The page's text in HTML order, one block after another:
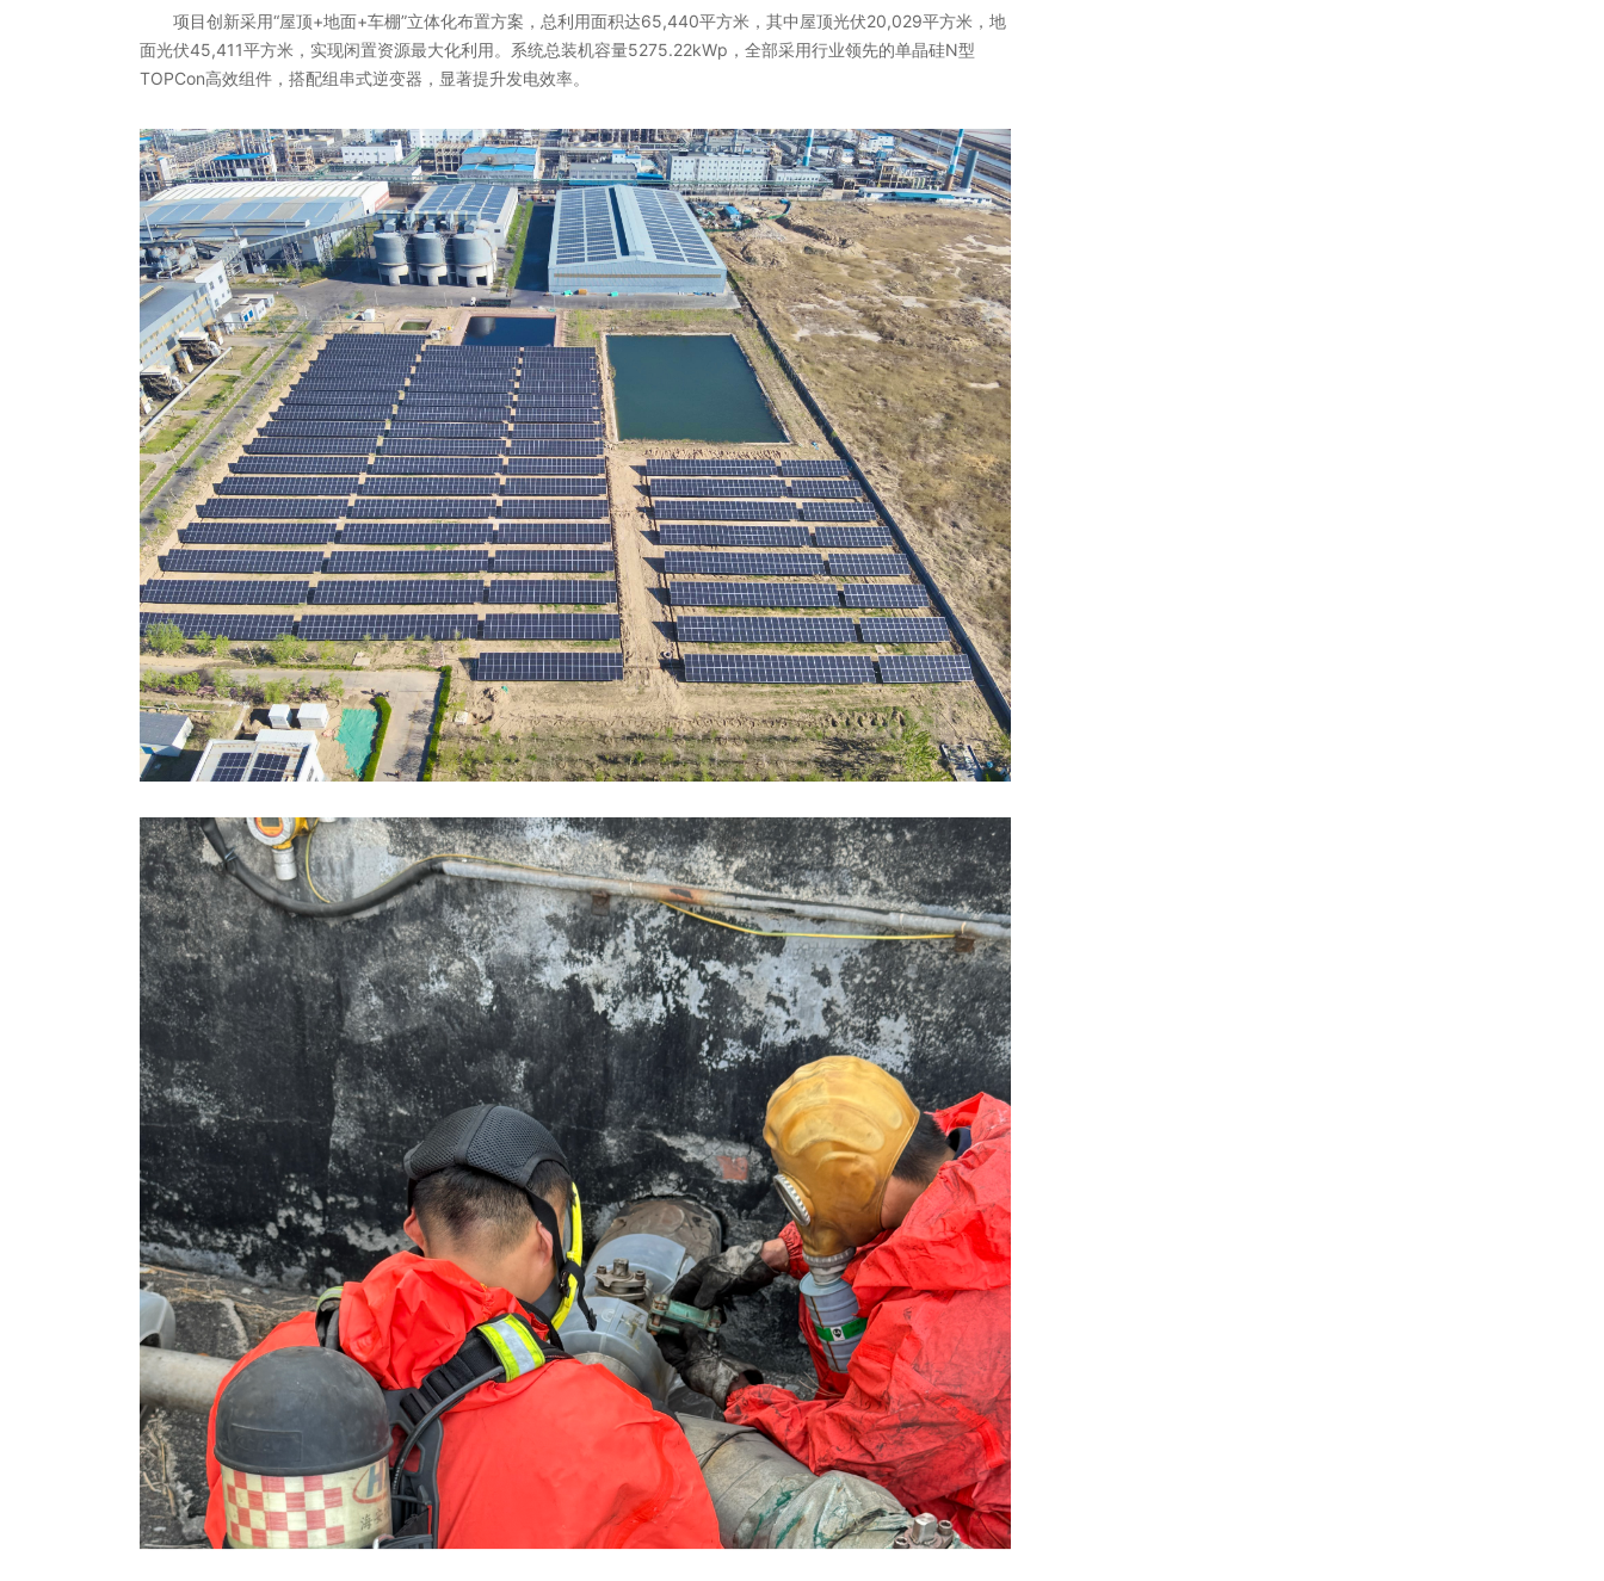
项目创新采用“屋顶+地面+车棚”立体化布置方案，总利用面积达65,440平方米，其中屋顶光伏20,029平方米，地
面光伏45,411平方米，实现闲置资源最大化利用。系统总装机容量5275.22kWp，全部采用行业领先的单晶硅N型
TOPCon高效组件，搭配组串式逆变器，显著提升发电效率。